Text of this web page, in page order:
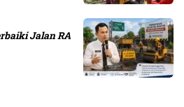
Jalan RA